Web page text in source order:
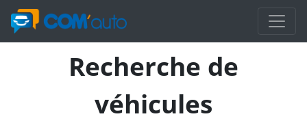
Recherche de
véhicules